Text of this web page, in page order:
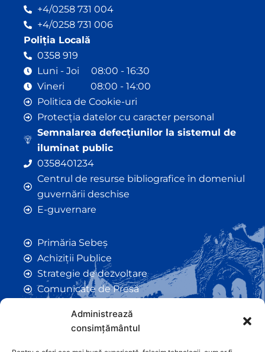
Administrează
consimțământul
+4/0258 731 004
+4/0258 731 006
Poliția Locală
0358 919
Luni - Joi 08:00 - 16:30
Vineri 08:00 - 14:00
Politica de Cookie-uri
Protecția datelor cu caracter personal
Semnalarea defecțiunilor la sistemul de
iluminat public
0358401234
Centrul de resurse bibliografice în domeniul
guvernării deschise
E-guvernare
Primăria Sebeș
Achiziții Publice
Strategie de dezvoltare
Comunicate de Presă
Anunțuri
Hotarâri de Consiliu